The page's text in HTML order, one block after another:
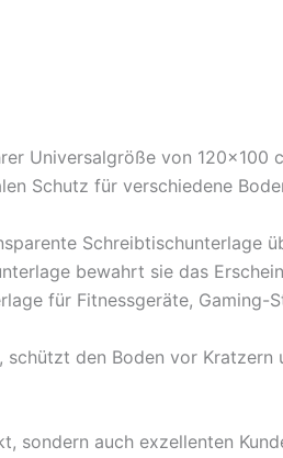
Universalgröße von 120×100
Schutz für verschiedene
Schreibtischunterlage
bewahrt sie das
für Fitnessgeräte, Gaming-
den Boden vor
auch exzellenten